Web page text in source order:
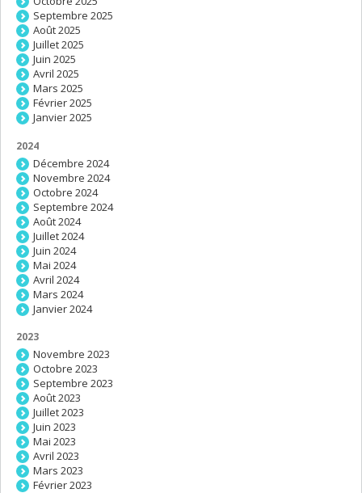
Septembre 2025
Août 2025
Juillet 2025
Juin 2025
Avril 2025
Mars 2025
Février 2025
Janvier 2025
2024
Décembre 2024
Novembre 2024
Octobre 2024
Septembre 2024
Août 2024
Juillet 2024
Juin 2024
Mai 2024
Avril 2024
Mars 2024
Janvier 2024
2023
Novembre 2023
Octobre 2023
Septembre 2023
Août 2023
Juillet 2023
Juin 2023
Mai 2023
Avril 2023
Mars 2023
Février 2023